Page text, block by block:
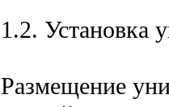
1.2. Установка
Размещение